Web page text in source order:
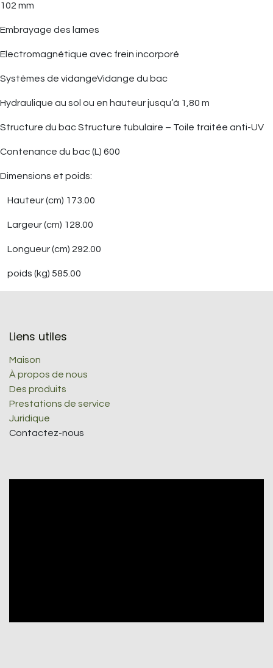
102 mm
Embrayage des lames
Electromagnétique avec frein incorporé
Systèmes de vidangeVidange du bac
Hydraulique au sol ou en hauteur jusqu’à 1,80 m
Structure du bac Structure tubulaire – Toile traitée anti-UV
Contenance du bac (L) 600
Dimensions et poids:
Hauteur (cm) 173.00
Largeur (cm) 128.00
Longueur (cm) 292.00
poids (kg) 585.00
Liens utiles
Maison
À propos de nous
Des produits
Prestations de service
Juridique
Contactez-nous